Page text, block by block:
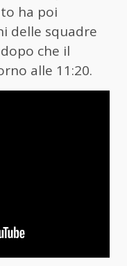
ha poi
delle squadre
che il
alle 11:20.